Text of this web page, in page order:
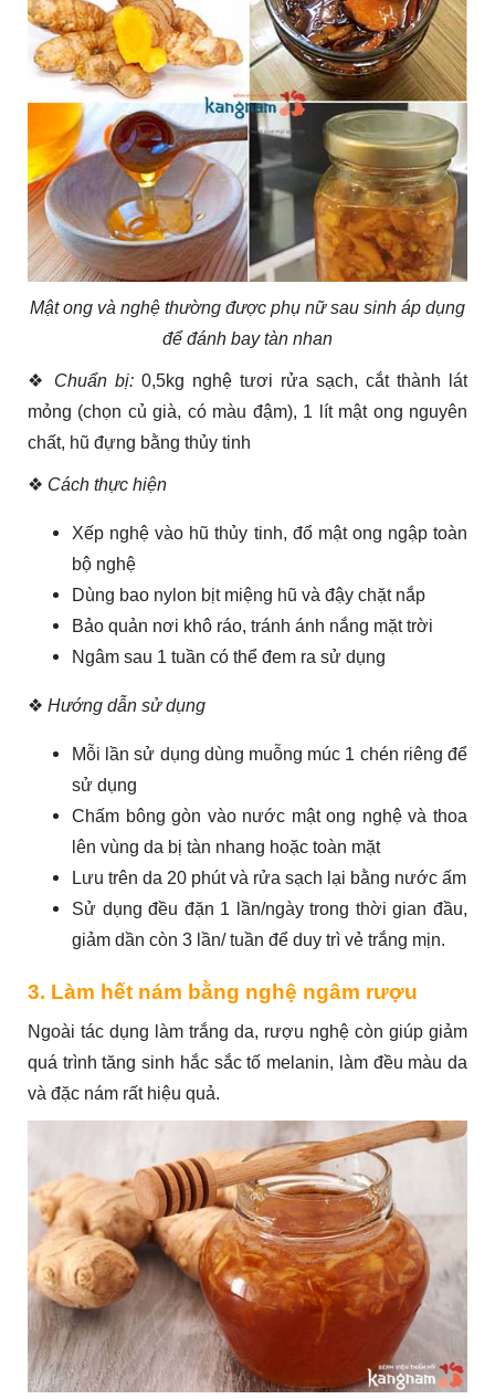
Mật ong và nghệ thường được phụ nữ sau sinh áp dụng
để đánh bay tàn nhan
❖ Chuẩn bị: 0,5kg nghệ tươi rửa sạch, cắt thành lát
mỏng (chọn củ già, có màu đậm), 1 lít mật ong nguyên
chất, hũ đựng bằng thủy tinh
❖ Cách thực hiện
Xếp nghệ vào hũ thủy tinh, đổ mật ong ngập toàn
bộ nghệ
Dùng bao nylon bịt miệng hũ và đậy chặt nắp
Bảo quản nơi khô ráo, tránh ánh nắng mặt trời
Ngâm sau 1 tuần có thể đem ra sử dụng
❖ Hướng dẫn sử dụng
Mỗi lần sử dụng dùng muỗng múc 1 chén riêng để
sử dụng
Chấm bông gòn vào nước mật ong nghệ và thoa
lên vùng da bị tàn nhang hoặc toàn mặt
Lưu trên da 20 phút và rửa sạch lại bằng nước ấm
Sử dụng đều đặn 1 lần/ngày trong thời gian đầu,
giảm dần còn 3 lần/ tuần để duy trì vẻ trắng mịn.
3. Làm hết nám bằng nghệ ngâm rượu
Ngoài tác dụng làm trắng da, rượu nghệ còn giúp giảm
quá trình tăng sinh hắc sắc tố melanin, làm đều màu da
và đặc nám rất hiệu quả.